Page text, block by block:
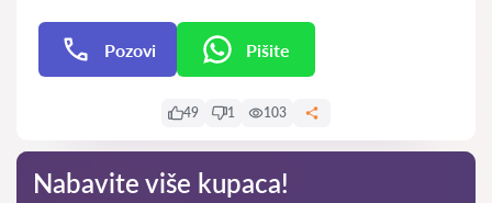
Pozovi Pišite
49 1 103
Nabavite više kupaca!